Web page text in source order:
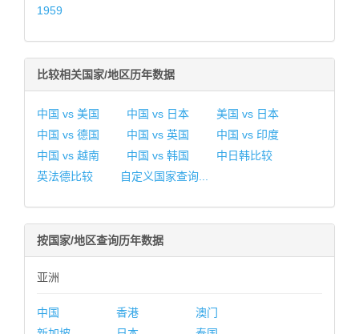
1959
比较相关国家/地区历年数据
中国 vs 美国 中国 vs 日本
美国 vs 日本
中国 vs 德国
中国 vs 英国
中国 vs 印度
中国 vs 越南
中国 vs 韩国
中日韩比较
英法德比较
自定义国家查询...
按国家/地区查询历年数据
亚洲
中国 香港
澳门